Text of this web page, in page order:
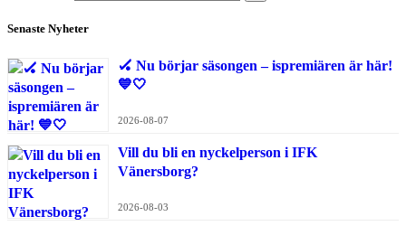
Senaste Nyheter
🏑 Nu börjar säsongen – ispremiären är här!
💙🤍
2026-08-07
Vill du bli en nyckelperson i IFK
Vänersborg?
2026-08-03